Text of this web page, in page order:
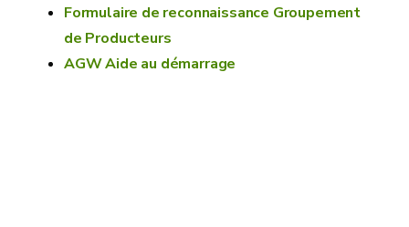
Formulaire de reconnaissance Groupement
de Producteurs
AGW Aide au démarrage